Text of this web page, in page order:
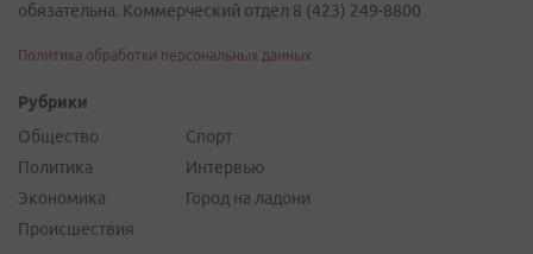
обязательна. Коммерческий отдел 8 (423) 249-8800
Политика обработки персональных данных
Рубрики
Общество
Политика
Экономика
Происшествия
Спорт
Интервью
Город на ладони